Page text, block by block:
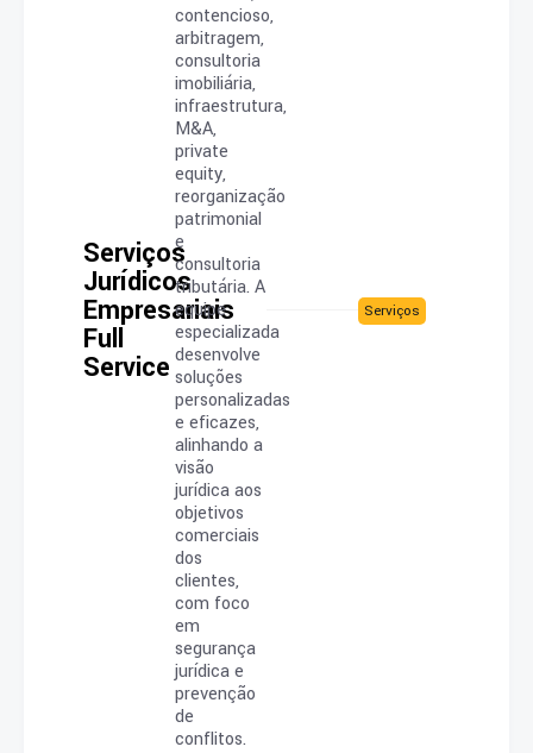
Serviços
Jurídicos
Empresariais
Full
Service
contencioso,
arbitragem,
consultoria
imobiliária,
infraestrutura,
M&A,
private
equity,
reorganização
patrimonial
e
consultoria
tributária. A
equipe
especializada
desenvolve
soluções
personalizadas
e eficazes,
alinhando a
visão
jurídica aos
objetivos
comerciais
dos
clientes,
com foco
em
segurança
jurídica e
prevenção
de
conflitos.
Serviços